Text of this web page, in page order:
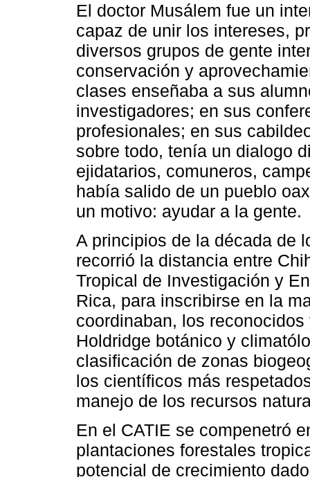
El doctor Musálem fue un
capaz de unir los intereses,
diversos grupos de gente
conservación y
clases enseñaba a sus
investigadores; en sus
profesionales; en sus
sobre todo, tenía un dialogo
ejidatarios, comuneros,
había salido de un pueblo
un motivo: ayudar a la gente.
A principios de la década de
recorrió la distancia entre
Tropical de Investigación y
Rica, para inscribirse en la
coordinaban, los
Holdridge botánico y
clasificación de zonas
los científicos más
manejo de los recursos
En el CATIE se compenetró
plantaciones forestales
potencial de crecimiento